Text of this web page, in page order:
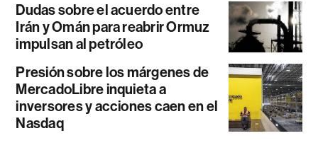
Dudas sobre el acuerdo entre
Irán y Omán para reabrir Ormuz
impulsan al petróleo
Presión sobre los márgenes de
MercadoLibre inquieta a
inversores y acciones caen en el
Nasdaq